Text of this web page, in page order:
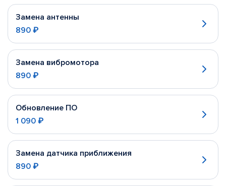
Замена антенны
890 ₽
Замена вибромотора
890 ₽
Обновление ПО
1 090 ₽
Замена датчика приближения
890 ₽